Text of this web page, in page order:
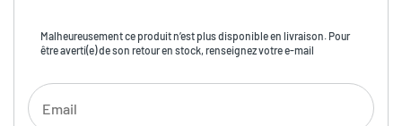
Malheureusement ce produit n’est plus disponible en livraison. Pour
être averti(e) de son retour en stock, renseignez votre e-mail